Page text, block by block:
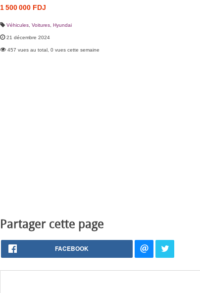
1 500 000 FDJ
Véhicules Voitures Hyundai
21 décembre 2024
457 vues au total, 0 vues cette semaine
Partager cette page
FACEBOOK